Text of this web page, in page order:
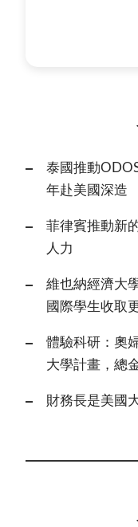
泰國推動
年赴美國深造
菲律賓推動新
人力
維也納經濟大
國際學生收取
體驗科研：奧
大學計畫，總
財務長是美國